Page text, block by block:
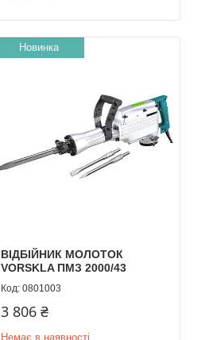
Новинка
ВІДБІЙНИК МОЛОТОК
VORSKLA ПМЗ 2000/43
0801003
3 806 ₴
Немає в наявності